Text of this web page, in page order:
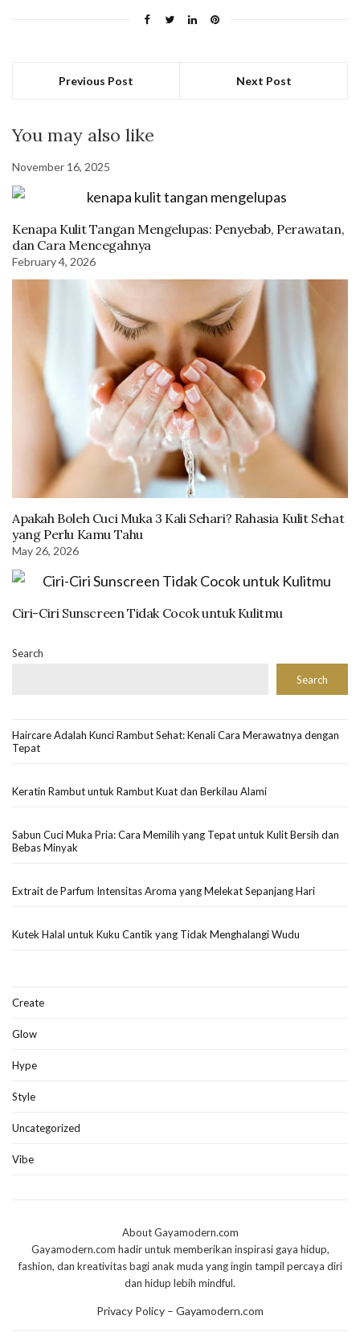
Previous Post Next Post
You may also like
November 16, 2025
Kenapa Kulit Tangan Mengelupas: Penyebab, Perawatan,
dan Cara Mencegahnya
February 4, 2026
Apakah Boleh Cuci Muka 3 Kali Sehari? Rahasia Kulit Sehat
yang Perlu Kamu Tahu
May 26, 2026
Ciri-Ciri Sunscreen Tidak Cocok untuk Kulitmu
Search
Search
Haircare Adalah Kunci Rambut Sehat: Kenali Cara Merawatnya dengan
Tepat
Keratin Rambut untuk Rambut Kuat dan Berkilau Alami
Sabun Cuci Muka Pria: Cara Memilih yang Tepat untuk Kulit Bersih dan
Bebas Minyak
Extrait de Parfum Intensitas Aroma yang Melekat Sepanjang Hari
Kutek Halal untuk Kuku Cantik yang Tidak Menghalangi Wudu
Create
Glow
Hype
Style
Uncategorized
Vibe
About Gayamodern.com
Gayamodern.com hadir untuk memberikan inspirasi gaya hidup,
fashion, dan kreativitas bagi anak muda yang ingin tampil percaya diri
dan hidup lebih mindful.
Privacy Policy – Gayamodern.com